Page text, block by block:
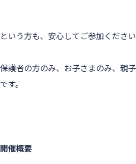
という方も、安心してご参加ください
保護者の方のみ、お子さまのみ、親
です。
開催概要